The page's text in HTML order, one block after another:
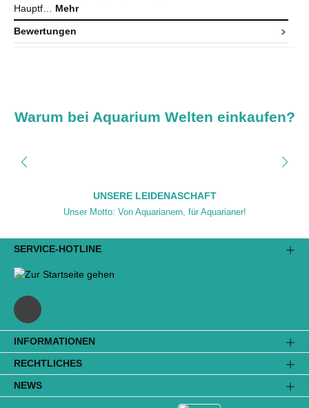
Hauptf… Mehr
Bewertungen
Warum bei Aquarium Welten einkaufen?
UNSERE LEIDENASCHAFT
Unser Motto: Von Aquarianern, für Aquarianer!
SERVICE-HOTLINE
INFORMATIONEN
RECHTLICHES
NEWS